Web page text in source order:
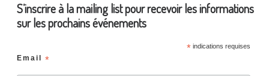
S’inscrire à la mailing list pour recevoir les informations
sur les prochains événements
*indications requises
Email *